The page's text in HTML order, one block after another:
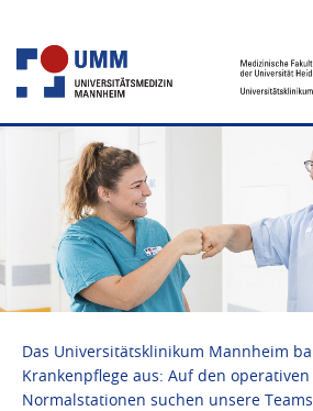
Das Universitätsklinikum Mannheim
Krankenpflege aus: Auf den
Normalstationen suchen unsere